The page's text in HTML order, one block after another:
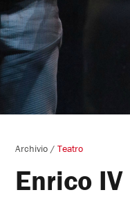
Archivio /Teatro
Enrico IV